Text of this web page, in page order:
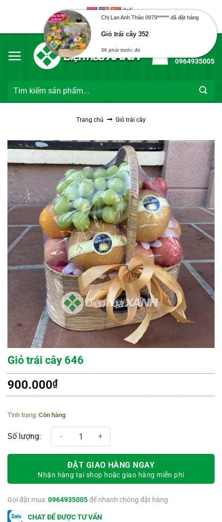
Chào mừng bạn đến với Điện Hoa Xanh
0964935005
Tìm
Trang chủ Giỏ trái cây
Giỏ trái cây 646
900.000₫
Còn hàng
Giỏ trái cây 646 số lượng
ĐẶT GIAO HÀNG NGAY
Nhận hàng tại shop hoặc giao hàng miễn phí
Gọi đặt mua:0964935005để nhanh chóng đặt hàng
CHAT ĐỂ ĐƯỢC TƯ VẤN
Chị Lan Anh Thảo 0979****** đã đặt hàng
Giỏ trái cây 352
36 phút trước đó